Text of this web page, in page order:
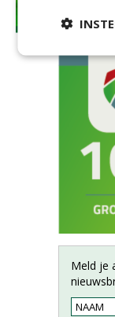
Meld je